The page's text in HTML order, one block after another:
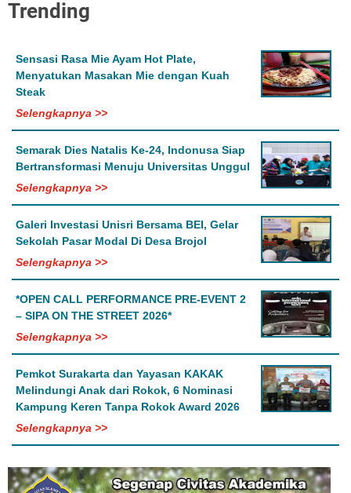
Trending
Sensasi Rasa Mie Ayam Hot Plate,
Menyatukan Masakan Mie dengan Kuah
Steak
Selengkapnya >>
Semarak Dies Natalis Ke-24, Indonusa Siap
Bertransformasi Menuju Universitas Unggul
Selengkapnya >>
Galeri Investasi Unisri Bersama BEI, Gelar
Sekolah Pasar Modal Di Desa Brojol
Selengkapnya >>
*OPEN CALL PERFORMANCE PRE-EVENT 2
– SIPA ON THE STREET 2026*
Selengkapnya >>
Pemkot Surakarta dan Yayasan KAKAK
Melindungi Anak dari Rokok, 6 Nominasi
Kampung Keren Tanpa Rokok Award 2026
Selengkapnya >>